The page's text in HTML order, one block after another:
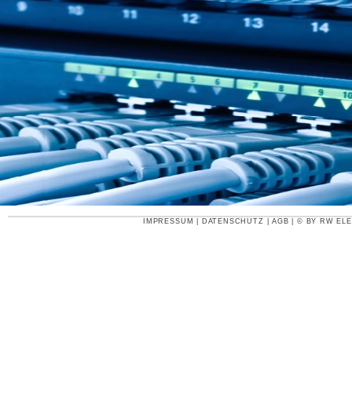
IMPRESSUM DATENSCHUTZ |AGB | © BY RW